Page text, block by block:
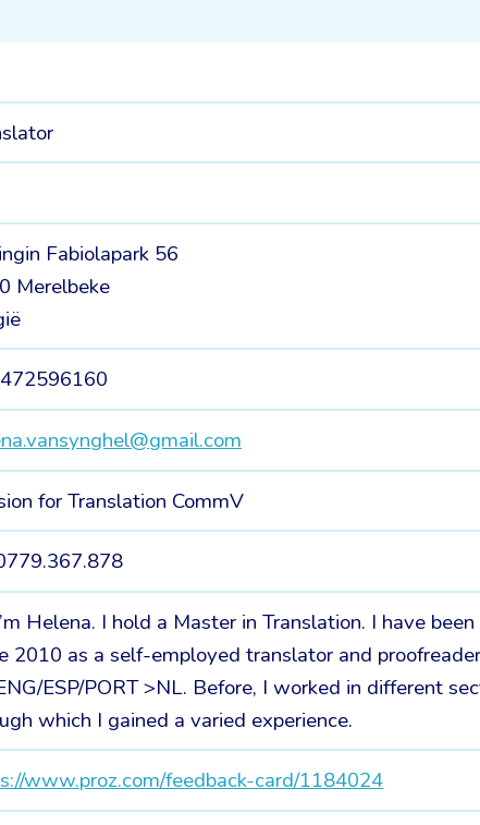
Fabiolapark 56
Merelbeke
for Translation CommV
Helena. I hold a Master in Translation. I have
2010 as a self-employed translator and
ESP/PORT >NL. Before, I worked in different
which I gained a varied experience.
www.proz.com/feedback-card/1184024